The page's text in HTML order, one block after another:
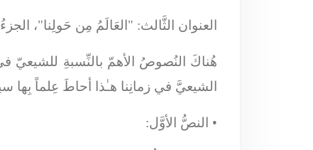
العنوان الثَّالث: "العَالَمُ مِن حَولِنا"،
هُناكَ النُصوصُ الأهمّ بالنِّسبةِ للشيعيّ
الشيعيَّ في زمانِنا هـٰذا أحاطَ عِلماً بِها
• النصُّ الأوَّل: